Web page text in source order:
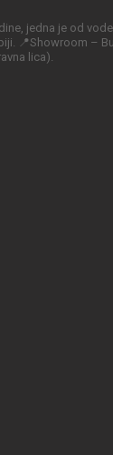
jedna je od
📍Showroom –
lica).